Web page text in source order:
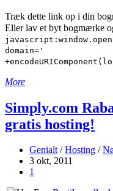
Træk dette link op i din
Eller lav et byt bogmærke
domain='
More
Simply.com
gratis hosting!
Genialt/Hosting /
3 okt, 2011
1